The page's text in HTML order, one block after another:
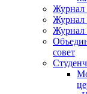
Журнал
Журнал
Журнал
совет